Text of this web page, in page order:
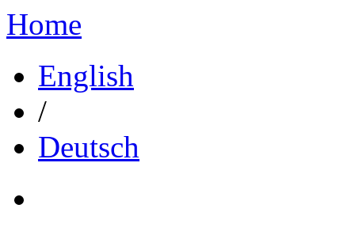
Home
English
/
Deutsch